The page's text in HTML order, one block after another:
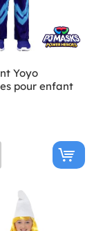
Yoyo
pour enfant